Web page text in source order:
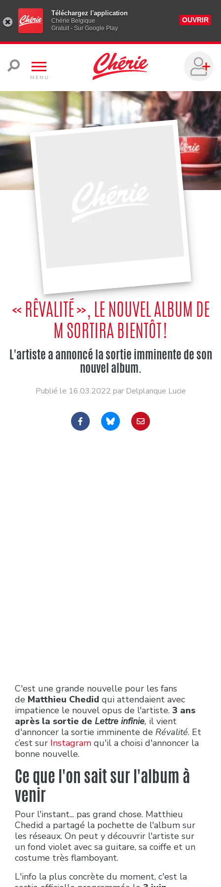
Téléchargez l'application
Chérie Belgique
Gratuit - Sur Google Play
OUVRIR
MENU
« RÊVALITÉ », LE NOUVEL ALBUM DE
M SORTIRA BIENTÔT !
L'artiste a annoncé la sortie imminente de son
nouvel album.
Publié le 16.03.2022 par Delplanque Lucie
C'est une grande nouvelle pour les fans
de Matthieu Chedid qui attendaient avec
impatience le nouvel opus de l'artiste. 3 ans
après la sortie de Lettre infinie, il vient
d'annoncer la sortie imminente de Révalité. Et
c’est sur Instagram qu'il a choisi d'annoncer la
bonne nouvelle.
Ce que l'on sait sur l'album à
venir
Pour l'instant... pas grand chose. Matthieu
Chedid a partagé la pochette de l'album sur
les réseaux. On peut y découvrir l'artiste sur
un fond violet avec sa guitare, sa coiffe et un
costume très flamboyant.
L'info la plus concrète du moment, c'est la